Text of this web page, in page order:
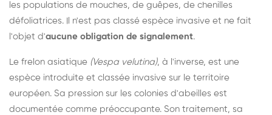
les populations de mouches, de guêpes, de chenilles
défoliatrices. Il n'est pas classé espèce invasive et ne fait
l'objet d'aucune obligation de signalement.
Le frelon asiatique (Vespa velutina), à l'inverse, est une
espèce introduite et classée invasive sur le territoire
européen. Sa pression sur les colonies d'abeilles est
documentée comme préoccupante. Son traitement, sa